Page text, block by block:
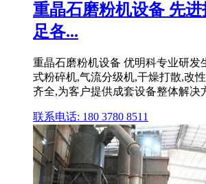
重晶石磨粉机设备 先
足各...
重晶石磨粉机设备 优明科专业研发
式粉碎机,气流分级机,干燥打散,改
齐全,为客户提供成套设备整体解决
联系电话: 180 3780 8511